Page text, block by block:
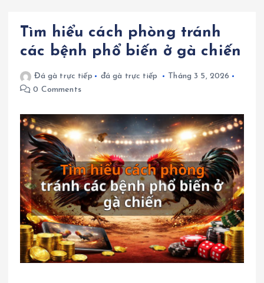
Tìm hiểu cách phòng tránh
các bệnh phổ biến ở gà chiến
Đá gà trực tiếp đá gà trực tiếp
Tháng 3 5, 2026
0 Comments